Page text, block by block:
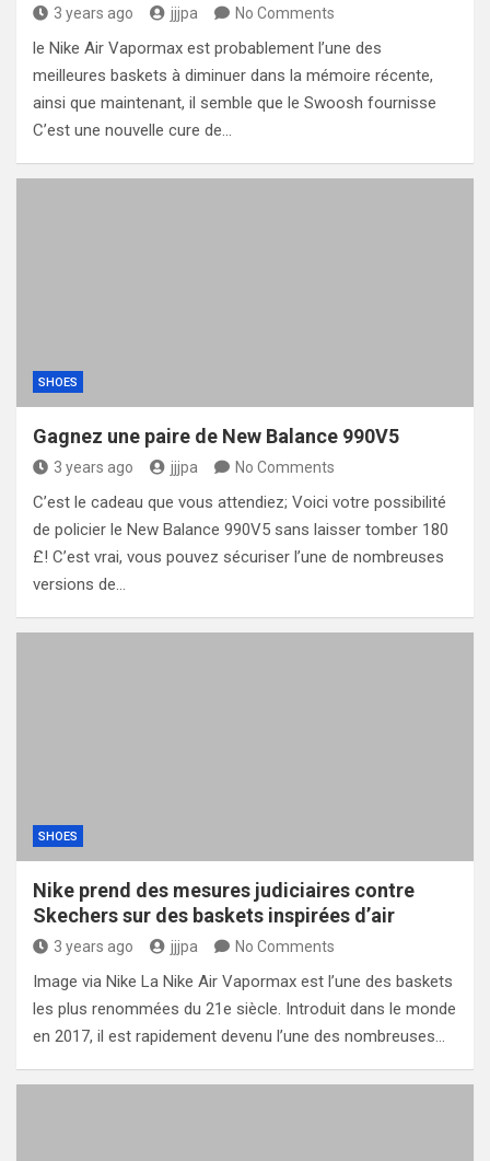
3 years ago jjjpa No Comments
le Nike Air Vapormax est probablement l’une des
meilleures baskets à diminuer dans la mémoire récente,
ainsi que maintenant, il semble que le Swoosh fournisse
C’est une nouvelle cure de…
SHOES
Gagnez une paire de New Balance 990V5
3 years ago jjjpa No Comments
C’est le cadeau que vous attendiez; Voici votre possibilité
de policier le New Balance 990V5 sans laisser tomber 180
£! C’est vrai, vous pouvez sécuriser l’une de nombreuses
versions de…
SHOES
Nike prend des mesures judiciaires contre
Skechers sur des baskets inspirées d’air
3 years ago jjjpa No Comments
Image via Nike La Nike Air Vapormax est l’une des baskets
les plus renommées du 21e siècle. Introduit dans le monde
en 2017, il est rapidement devenu l’une des nombreuses…